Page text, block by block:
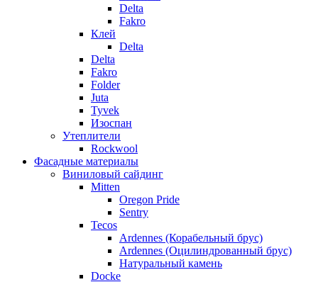
Delta
Fakro
Клей
Delta
Delta
Fakro
Folder
Juta
Tyvek
Изоспан
Утеплители
Rockwool
Фасадные материалы
Виниловый сайдинг
Mitten
Oregon Pride
Sentry
Tecos
Ardennes (Корабельный брус)
Ardennes (Оцилиндрованный брус)
Натуральный камень
Docke